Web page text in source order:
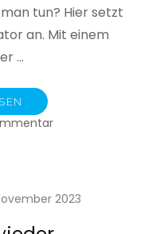
tun? Hier setzt
an. Mit einem
…
zu
2023